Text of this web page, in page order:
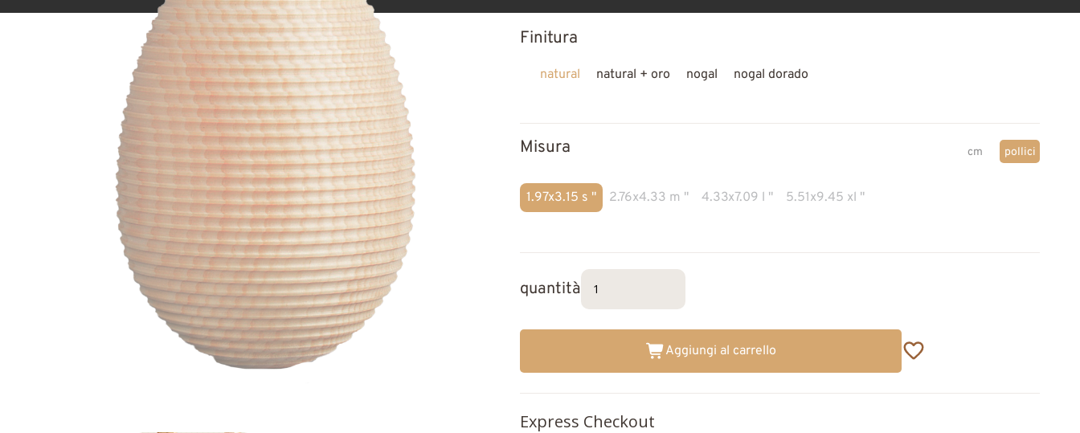
Finitura
natural natural + oro nogal nogal dorado
Misura cm pollici
1.97x3.15 s " 2.76x4.33 m " 4.33x7.09 l " 5.51x9.45 xl "
quantità
Aggiungi al carrello
Express Checkout